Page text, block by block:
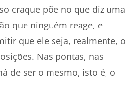
craque põe no que diz uma
que ninguém reage, e
que ele seja, realmente, o
Nas pontas, nas
de ser o mesmo, isto é, o